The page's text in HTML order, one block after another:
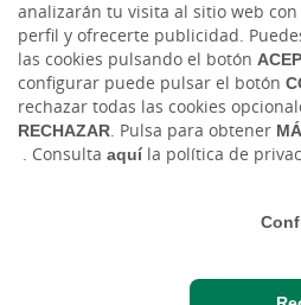
analizarán tu visita al sitio web
perfil y ofrecerte publicidad.
las cookies pulsando el botón
configurar puede pulsar el botón
rechazar todas las cookies
RECHAZAR. Pulsa para obtener
. Consulta aquíla política de
Tablón de anuncios Aviso legal Política